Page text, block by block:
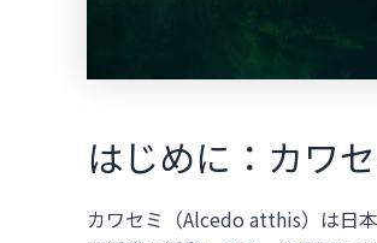
はじめに：カワ
カワセミ（Alcedo atthis）は日